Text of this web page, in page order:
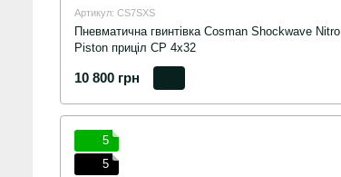
Артикул: CS7SXS
Пневматична гвинтівка Cosman Shockwave Nitro
Piston приціл CP 4х32
10 800 грн
5
5